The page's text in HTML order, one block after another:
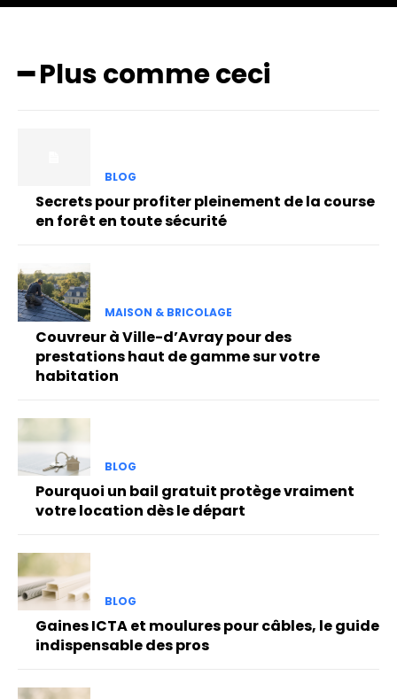
━ Plus comme ceci
BLOG
Secrets pour profiter pleinement de la course
en forêt en toute sécurité
MAISON & BRICOLAGE
Couvreur à Ville-d’Avray pour des
prestations haut de gamme sur votre
habitation
BLOG
Pourquoi un bail gratuit protège vraiment
votre location dès le départ
BLOG
Gaines ICTA et moulures pour câbles, le guide
indispensable des pros